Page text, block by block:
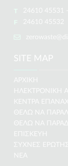
24610 45531
24610 45532
SITE MAP
ΑΡΧΙΚΗ
ΗΛΕΚΤΡΟΝΙΚΉ
ΚΈΝΤΡΑ
ΘΈΛΩ ΝΑ
ΘΈΛΩ ΝΑ
ΕΠΙΣΚΕΥΉ
ΣΥΧΝΕΣ
ΝΕΑ